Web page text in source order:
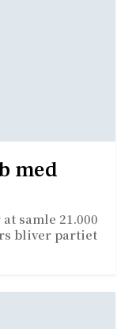
med
samle 21.000
bliver partiet